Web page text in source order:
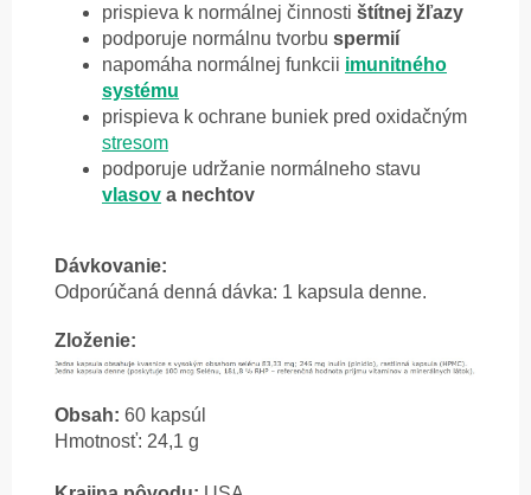
prispieva k normálnej činnosti štítnej žľazy
podporuje normálnu tvorbu spermií
napomáha normálnej funkcii imunitného
systému
prispieva k ochrane buniek pred oxidačným
stresom
podporuje udržanie normálneho stavu
vlasov a nechtov
Dávkovanie:
Odporúčaná denná dávka: 1 kapsula denne.
Zloženie:
Obsah: 60 kapsúl
Hmotnosť: 24,1 g